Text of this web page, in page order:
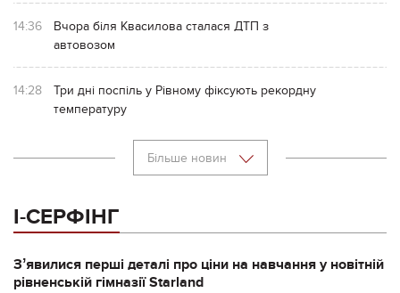
14:36
Вчора біля Квасилова сталася ДТП з
автовозом
14:28
Три дні поспіль у Рівному фіксують рекордну
температуру
Більше новин
І-СЕРФІНГ
Зʼявилися перші деталі про ціни на навчання у новітній
рівненській гімназії Starland